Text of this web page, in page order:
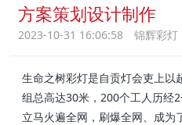
方案策划设计制作
2023-10-31 16:06:58 锦辉彩灯
生命之树彩灯是自贡灯会吏上以
组总高达30米，200个工人历经
立马火遍全网，刷爆全网、成为